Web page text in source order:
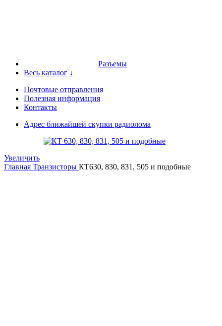
Разъемы
Весь каталог ↓
Почтовые отправления
Полезная информация
Контакты
Адрес ближайшей скупки радиолома
Увеличить
Главная Транзисторы КТ630, 830, 831, 505 и подобные